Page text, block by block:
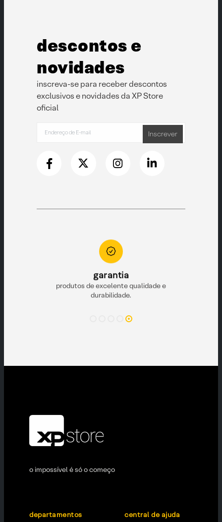
descontos e
novidades
inscreva-se para receber descontos
exclusivos e novidades da XP Store
oficial
Inscrever
garantia
produtos de excelente qualidade e
durabilidade.
o impossível é só o começo
departamentos
central de ajuda